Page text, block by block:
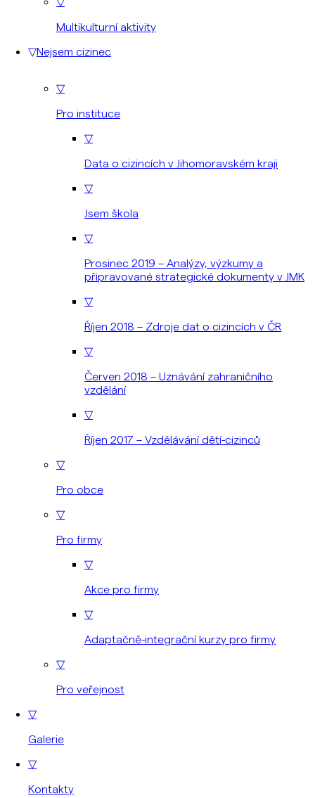
Multikulturní aktivity
▽Nejsem cizinec
▽
Pro instituce
▽
Data o cizincích v Jihomoravském kraji
▽
Jsem škola
▽
Prosinec 2019 – Analýzy, výzkumy a
připravované strategické dokumenty v JMK
▽
Říjen 2018 – Zdroje dat o cizincích v ČR
▽
Červen 2018 – Uznávání zahraničního
vzdělání
▽
Říjen 2017 – Vzdělávání dětí-cizinců
▽
Pro obce
▽
Pro firmy
▽
Akce pro firmy
▽
Adaptačně-integrační kurzy pro firmy
▽
Pro veřejnost
▽
Galerie
▽
Kontakty